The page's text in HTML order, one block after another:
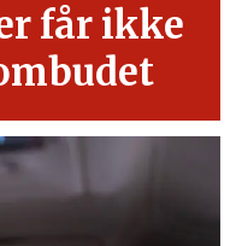
får ikke